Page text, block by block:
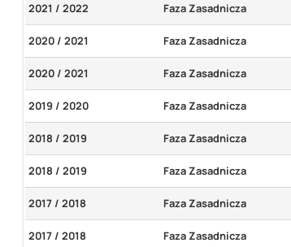
2021 / 2022 Faza Zasadnicza
2020 / 2021 Faza Zasadnicza
2020 / 2021 Faza Zasadnicza
2019 / 2020 Faza Zasadnicza
2018 / 2019 Faza Zasadnicza
2018 / 2019 Faza Zasadnicza
2017 / 2018 Faza Zasadnicza
2017 / 2018 Faza Zasadnicza